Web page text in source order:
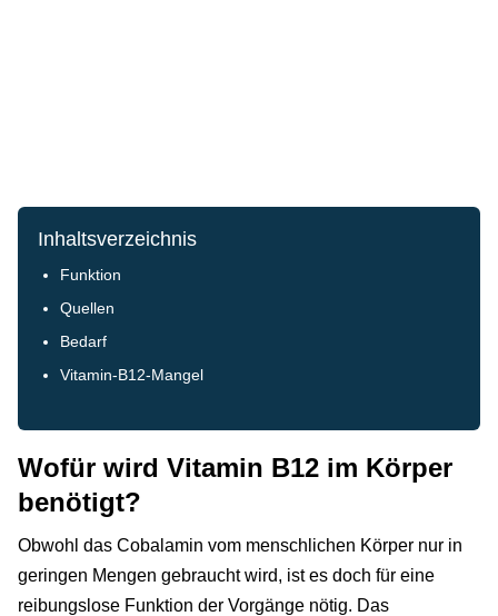
Inhaltsverzeichnis
Funktion
Quellen
Bedarf
Vitamin-B12-Mangel
Wofür wird Vitamin B12 im Körper
benötigt?
Obwohl das Cobalamin vom menschlichen Körper nur in
geringen Mengen gebraucht wird, ist es doch für eine
reibungslose Funktion der Vorgänge nötig. Das